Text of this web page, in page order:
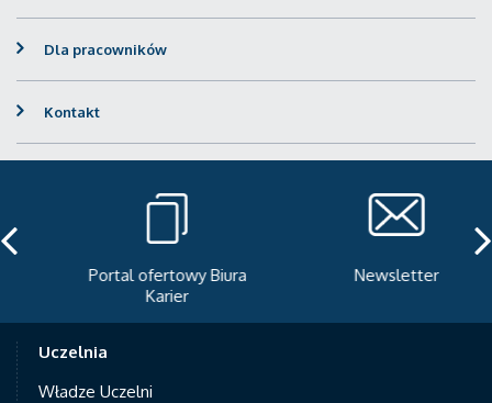
Dla pracowników
Kontakt
Portal ofertowy Biura
Karier
Newsletter
Uczelnia
Władze Uczelni